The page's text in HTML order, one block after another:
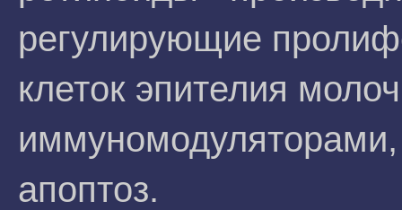
регулирующие
клеток эпителия
апоптоз.